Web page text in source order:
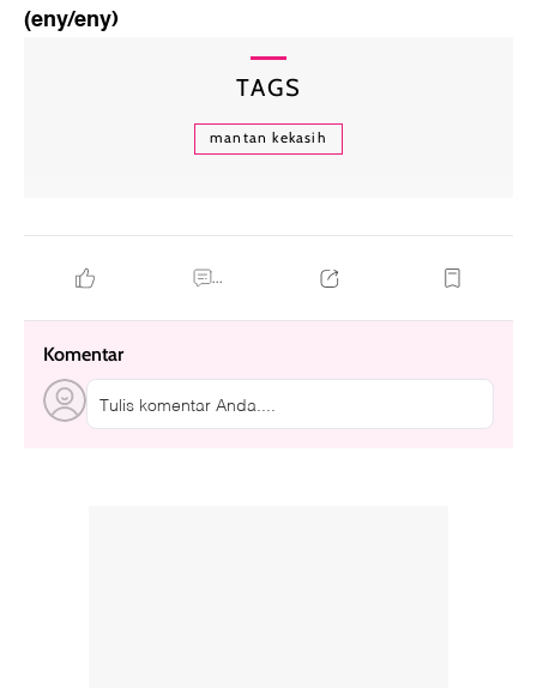
(eny/eny)
TAGS
mantan kekasih
...
Komentar
Tulis komentar Anda....